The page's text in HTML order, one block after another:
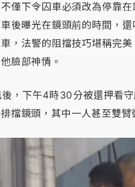
僅下令囚車必須改為停靠
後曝光在鏡頭前的時間，
，法警的阻擋技巧堪稱完
臉部神情。
，下午4時30分被還押看
擋鏡頭，其中一人甚至雙臂